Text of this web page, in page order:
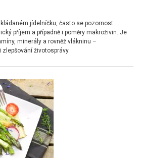
jídelníčku, často se pozornost
příjem a případně i poměry makroživin. Je
minerály a rovněž vlákninu –
životosprávy.